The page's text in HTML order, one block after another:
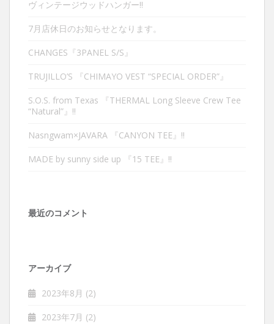
ヴィンテージウッドハンガー‼︎
7月店休日のお知らせとなります。
CHANGES『3PANEL S/S』
TRUJILLO’S 『CHIMAYO VEST “SPECIAL ORDER”』
S.O.S. from Texas 『THERMAL Long Sleeve Crew Tee
“Natural”』‼︎
Nasngwam×JAVARA 『CANYON TEE』‼︎
MADE by sunny side up 『15 TEE』‼︎
最近のコメント
アーカイブ
2023年8月 (2)
2023年7月 (2)